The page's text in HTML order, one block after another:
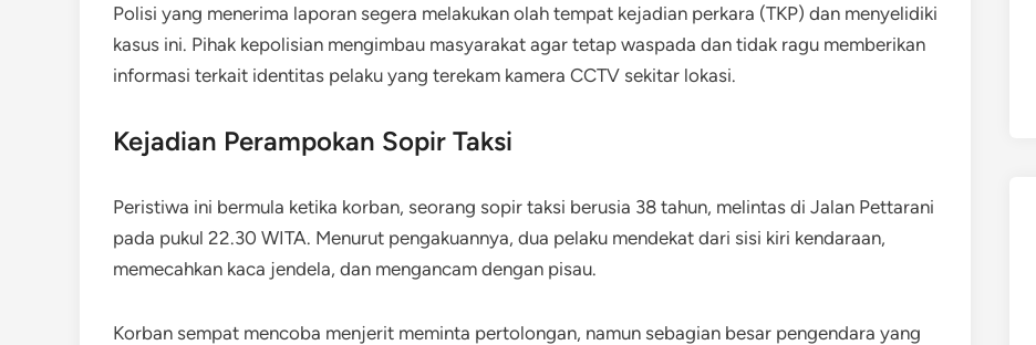
Polisi yang menerima laporan segera melakukan olah tempat kejadian perkara (TKP) dan menyelidiki
kasus ini. Pihak kepolisian mengimbau masyarakat agar tetap waspada dan tidak ragu memberikan
informasi terkait identitas pelaku yang terekam kamera CCTV sekitar lokasi.
Kejadian Perampokan Sopir Taksi
Peristiwa ini bermula ketika korban, seorang sopir taksi berusia 38 tahun, melintas di Jalan Pettarani
pada pukul 22.30 WITA. Menurut pengakuannya, dua pelaku mendekat dari sisi kiri kendaraan,
memecahkan kaca jendela, dan mengancam dengan pisau.
Korban sempat mencoba menjerit meminta pertolongan, namun sebagian besar pengendara yang